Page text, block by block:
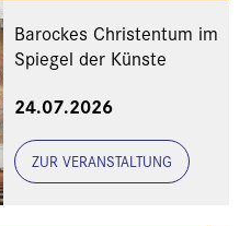
Barockes Christentum im
Spiegel der Künste
24.07.2026
ZUR VERANSTALTUNG